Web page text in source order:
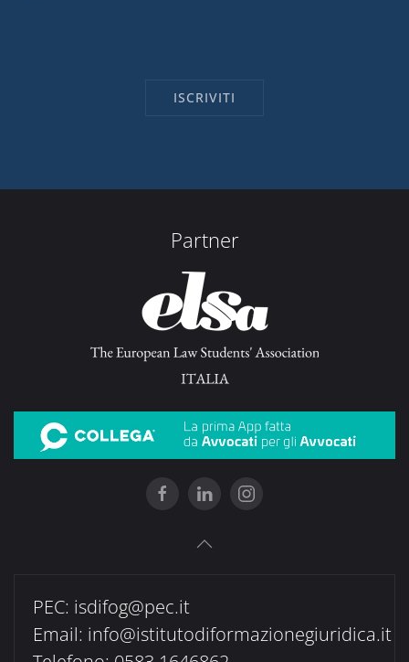
Partner
PEC: isdifog@pec.it
Email: info@istitutodiformazionegiuridica.it